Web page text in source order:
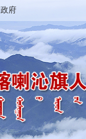
府